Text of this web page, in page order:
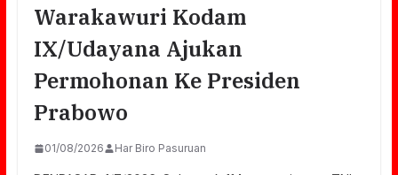
Warakawuri Kodam
IX/Udayana Ajukan
Permohonan Ke Presiden
Prabowo
01/08/2026 Har Biro Pasuruan